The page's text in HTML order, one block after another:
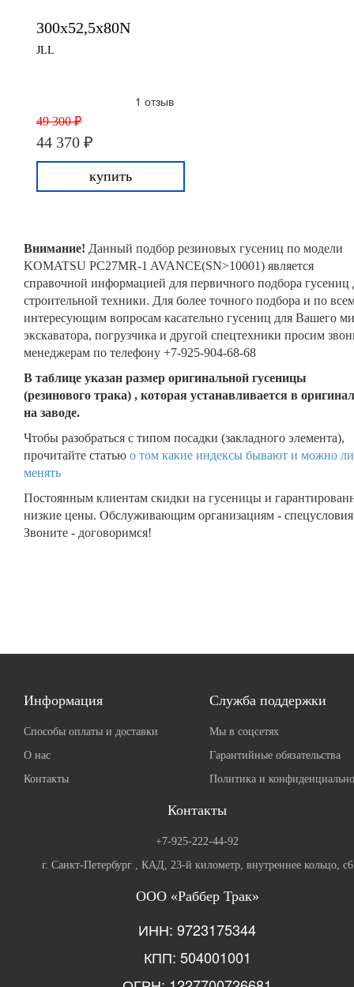
300x52,5x80N
JLL
1 отзыв
49 300 ₽
44 370 ₽
купить
Внимание! Данный подбор резиновых гусениц по модели
KOMATSU PC27MR-1 AVANCE(SN>10001) является
справочной информацией для первичного подбора гусениц
строительной техники. Для более точного подбора и по
интересующим вопросам касательно гусениц для Вашего
экскаватора, погрузчика и другой спецтехники просим
менеджерам по телефону +7-925-904-68-68
В таблице указан размер оригинальной гусеницы
(резинового трака) , которая устанавливается в
на заводе.
Чтобы разобраться с типом посадки (закладного элемента),
прочитайте статью о том какие индексы бывают и можно
менять
Постоянным клиентам скидки на гусеницы и
низкие цены. Обслуживающим организациям -
Звоните - договоримся!
Информация
Способы оплаты и доставки
О нас
Контакты
Служба поддержки
Мы в соцсетях
Гарантийные обязательства
Политика и
Контакты
+7-925-222-44-92
г. Санкт-Петербург , КАД, 23-й километр, внутреннее кольцо, с6
ООО «Раббер Трак»
ИНН: 9723175344
КПП: 504001001